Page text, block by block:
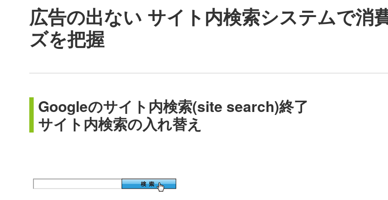
広告の出ない サイト内検索システムで消
ズを把握
Googleのサイト内検索(site search)終了
サイト内検索の入れ替え